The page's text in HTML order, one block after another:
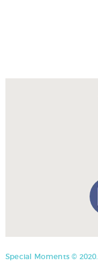
Special Moments © 2020.